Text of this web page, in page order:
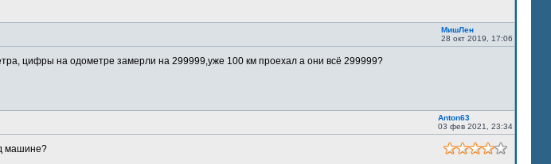
МишЛен
28 окт 2019, 17:06
цифры на одометре замерли на 299999,уже 100 км проехал а они всё 299999?
Anton63
03 фев 2021, 23:34
машине?